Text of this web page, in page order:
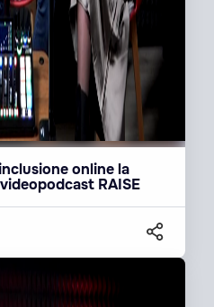
online la
RAISE